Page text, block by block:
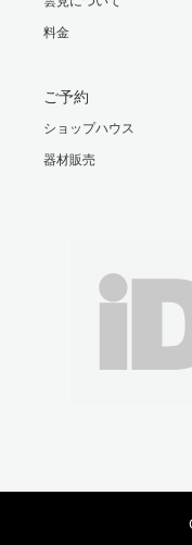
料金
ご予約
ショップハウス
器材販売